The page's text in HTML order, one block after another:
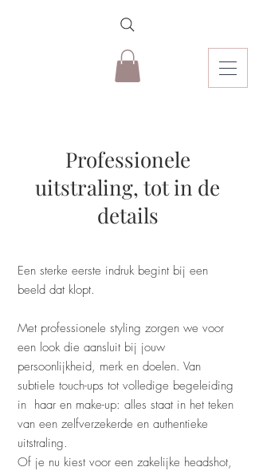
Professionele
uitstraling, tot in de
details
Een sterke eerste indruk begint bij een
beeld dat klopt.
Met professionele styling zorgen we voor
een look die aansluit bij jouw
persoonlijkheid, merk en doelen. Van
subtiele touch-ups tot volledige begeleiding
in haar en make-up: alles staat in het teken
van een zelfverzekerde en authentieke
uitstraling.
Of je nu kiest voor een zakelijke headshot,